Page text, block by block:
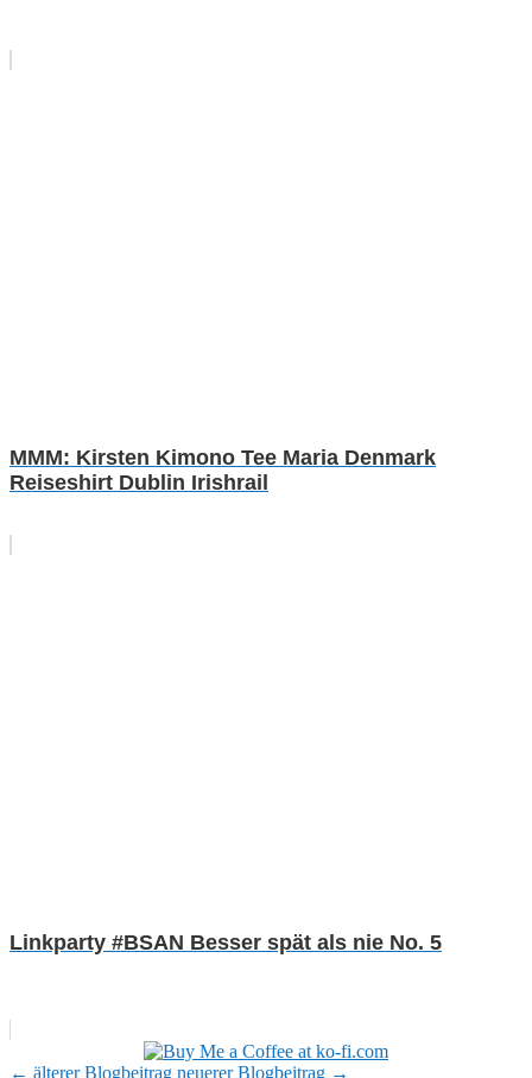
MMM: Kirsten Kimono Tee Maria Denmark
Reiseshirt Dublin Irishrail
Linkparty #BSAN Besser spät als nie No. 5
← älterer Blogbeitrag neuerer Blogbeitrag →